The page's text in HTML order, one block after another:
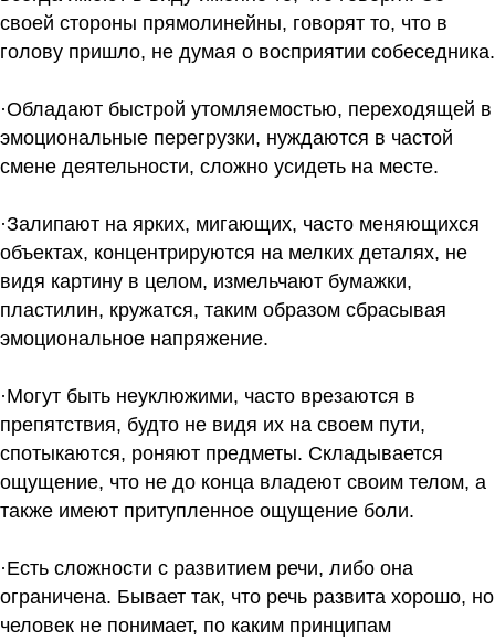
своей стороны прямолинейны, говорят то, что в
голову пришло, не думая о восприятии собеседника.
·Обладают быстрой утомляемостью, переходящей в
эмоциональные перегрузки, нуждаются в частой
смене деятельности, сложно усидеть на месте.
·Залипают на ярких, мигающих, часто меняющихся
объектах, концентрируются на мелких деталях, не
видя картину в целом, измельчают бумажки,
пластилин, кружатся, таким образом сбрасывая
эмоциональное напряжение.
·Могут быть неуклюжими, часто врезаются в
препятствия, будто не видя их на своем пути,
спотыкаются, роняют предметы. Складывается
ощущение, что не до конца владеют своим телом, а
также имеют притупленное ощущение боли.
·Есть сложности с развитием речи, либо она
ограничена. Бывает так, что речь развита хорошо, но
человек не понимает, по каким принципам